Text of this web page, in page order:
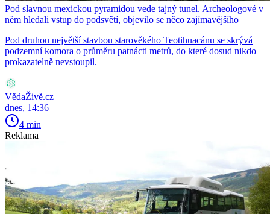
Pod slavnou mexickou pyramidou vede tajný tunel. Archeologové v
něm hledali vstup do podsvětí, objevilo se něco zajímavějšího
Pod druhou největší stavbou starověkého Teotihuacánu se skrývá
podzemní komora o průměru patnácti metrů, do které dosud nikdo
prokazatelně nevstoupil.
VědaŽivě.cz
dnes, 14:36
4 min
Reklama